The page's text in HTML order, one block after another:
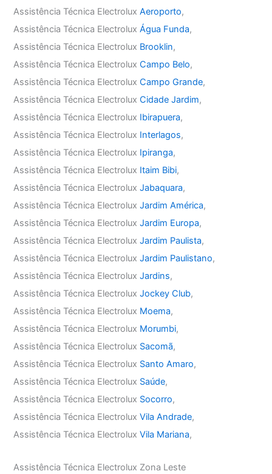
Assistência Técnica ElectroluxAeroporto,
Assistência Técnica ElectroluxÁgua Funda,
Assistência Técnica Electrolux Brooklin,
Assistência Técnica ElectroluxCampo Belo,
Assistência Técnica ElectroluxCampo Grande,
Assistência Técnica ElectroluxCidade Jardim,
Assistência Técnica Electrolux Ibirapuera,
Assistência Técnica Electrolux Interlagos,
Assistência Técnica Electrolux Ipiranga,
Assistência Técnica Electrolux Itaim Bibi,
Assistência Técnica ElectroluxJabaquara,
Assistência Técnica ElectroluxJardim América,
Assistência Técnica ElectroluxJardim Europa,
Assistência Técnica ElectroluxJardim Paulista,
Assistência Técnica ElectroluxJardim Paulistano,
Assistência Técnica ElectroluxJardins,
Assistência Técnica ElectroluxJockey Club,
Assistência Técnica Electrolux Moema,
Assistência Técnica Electrolux Morumbi,
Assistência Técnica Electrolux Sacomã,
Assistência Técnica Electrolux Santo Amaro,
Assistência Técnica Electrolux Saúde,
Assistência Técnica Electrolux Socorro,
Assistência Técnica ElectroluxVila Andrade,
Assistência Técnica ElectroluxVila Mariana,
Assistência Técnica Electrolux Zona Leste